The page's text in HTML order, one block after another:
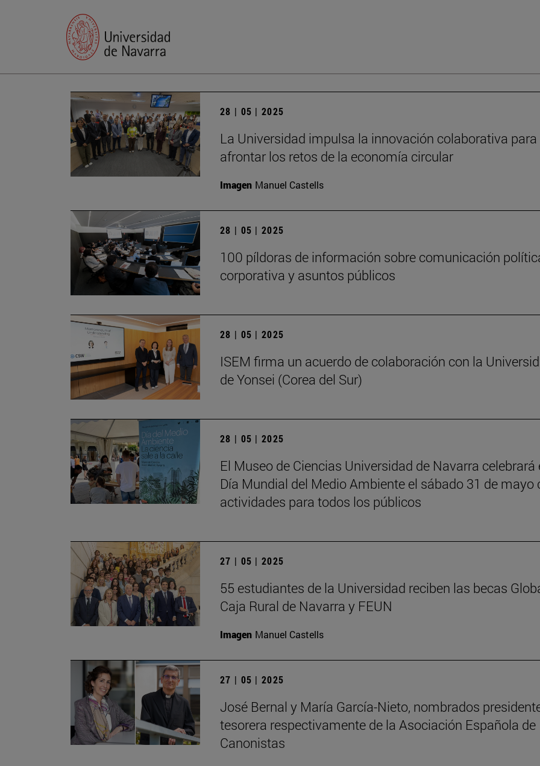
28 | 05 | 2025
La Universidad impulsa la innovación colaborativa para
afrontar los retos de la economía circular
Imagen Manuel Castells
28 | 05 | 2025
100 píldoras de información sobre comunicación
corporativa y asuntos públicos
28 | 05 | 2025
ISEM firma un acuerdo de colaboración con la
de Yonsei (Corea del Sur)
28 | 05 | 2025
El Museo de Ciencias Universidad de Navarra celebrará
Día Mundial del Medio Ambiente el sábado 31 de mayo
actividades para todos los públicos
27 | 05 | 2025
55 estudiantes de la Universidad reciben las becas
Caja Rural de Navarra y FEUN
Imagen Manuel Castells
27 | 05 | 2025
José Bernal y María García-Nieto, nombrados
tesorera respectivamente de la Asociación Española de
Canonistas